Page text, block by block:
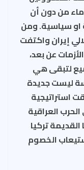
من دون أن
او سياسية. ومن
إيران واكتفت
عن بعد،
لتبقى هي
ليست جديدة
استراتيجية
المزدوج في عام 1980 في الحرب العراقية
تركيا
الخصوم